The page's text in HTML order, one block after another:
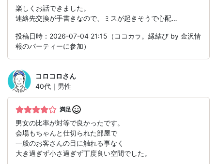
楽しくお話できました。
連絡先交換が手書きなので、ミスが起きそうで心配…
投稿日時：2026-07-04 21:15（ココカラ。縁結び by 金沢情
報のパーティーに参加）
コロコロさん
40代｜男性
満足
男女の比率が対等で良かったです。
会場もちゃんと仕切られた部屋で
一般のお客さんの目に触れる事なく
大き過ぎず小さ過ぎず丁度良い空間でした。